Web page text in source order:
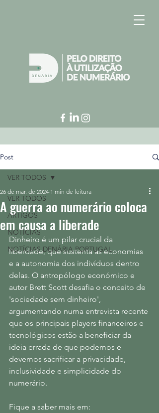
Post
VER TODOS
ARTIGOS
NOTÍCIAS
NOTÍCIAS DENÁRIA PORTUGAL
VER TODOS
A guerra ao numerário coloca
em causa a liberade
26 de mar. de 2024 1 min de leitura
Dinheiro é um pilar crucial da
liberdade, que sustenta as economias
e a autonomia dos indivíduos dentro
delas. O antropólogo económico e
autor Brett Scott desafia o conceito de
'sociedade sem dinheiro',
argumentando numa entrevista recente
que os principais players financeiros e
tecnológicos estão a beneficiar da
ideia errada de que podemos e
devemos sacrificar a privacidade,
inclusividade e simplicidade do
numerário.
Fique a saber mais em: